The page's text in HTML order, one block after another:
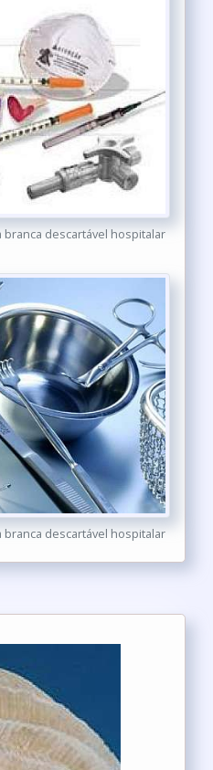
branca descartável hospitalar
branca descartável hospitalar